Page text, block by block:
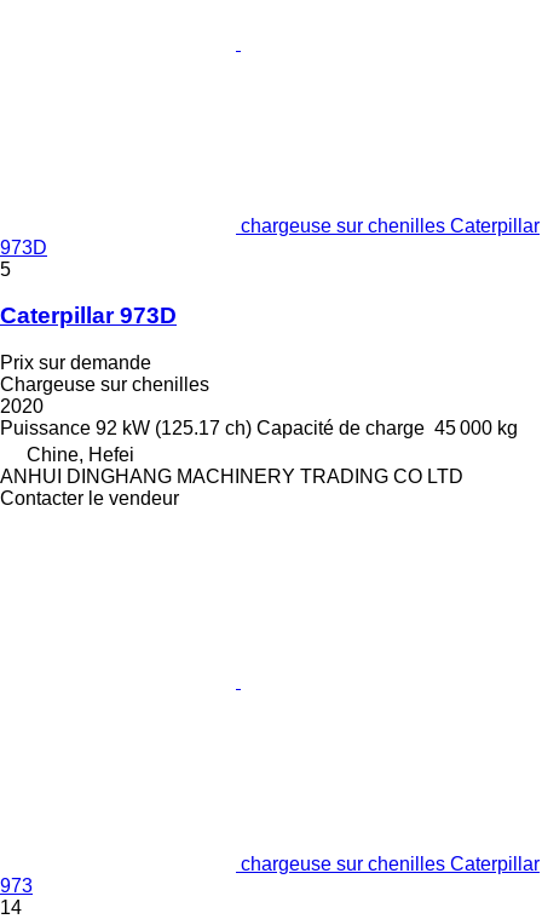
chargeuse sur chenilles Caterpillar
973D
5
Caterpillar 973D
Prix sur demande
Chargeuse sur chenilles
2020
Puissance 92 kW (125.17 ch) Capacité de charge 45 000 kg
Chine, Hefei
ANHUI DINGHANG MACHINERY TRADING CO LTD
Contacter le vendeur
chargeuse sur chenilles Caterpillar
973
14